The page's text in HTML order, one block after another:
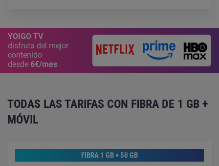
YOIGO TV
disfruta del mejor
contenido
desde 6€/mes
TODAS LAS TARIFAS CON FIBRA DE 1 GB +
MÓVIL
FIBRA 1 GB + 50 GB